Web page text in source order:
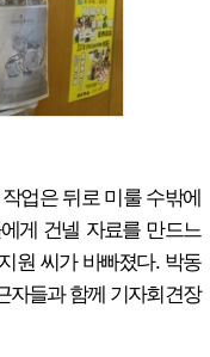
업은 뒤로 미룰 수밖에
게 건넬 자료를 만드느
원 씨가 바빠졌다. 박동
자들과 함께 기자회견장